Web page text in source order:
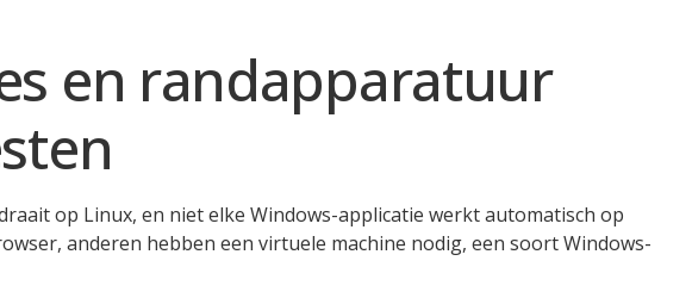
en randapparatuur
op Linux, en niet elke Windows-applicatie werkt automatisch op
anderen hebben een virtuele machine nodig, een soort Windows-